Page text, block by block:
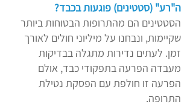
ה"רע" (סטטינים) פוגעות בכבד?
הסטטינים הם מהתרופות הבטוחות ביותר
שקיימות, ונבחנו על מיליוני חולים לאורך
זמן. לעתים נדירות מתגלה בבדיקות
מעבדה הפרעה בתפקודי כבד, אולם
הפרעה זו חולפת עם הפסקת נטילת
התרופה.